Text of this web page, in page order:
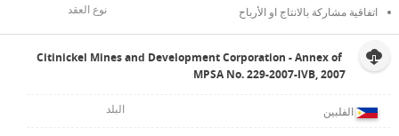
اتفاقية مشاركة بالانتاج او الأرباح
Citinickel Mines and Development Corporation - Annex of
MPSA No. 229-2007-IVB, 2007
الفلبين